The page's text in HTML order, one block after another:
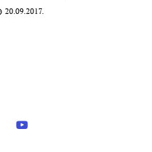
20.09.2017.